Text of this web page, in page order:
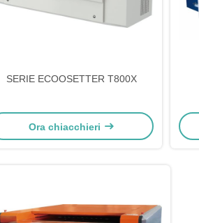
SERIE ECOOSETTER T800X
Ora chiacchieri